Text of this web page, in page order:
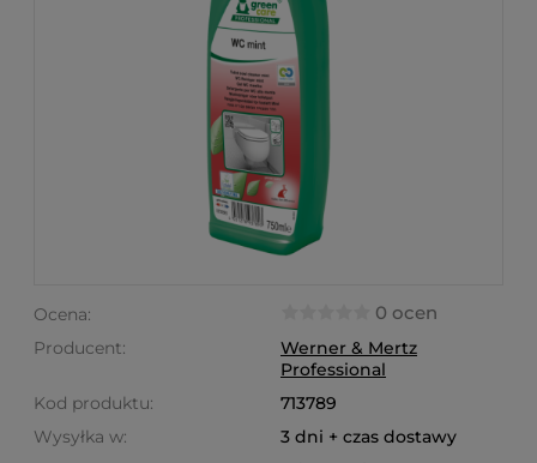
Ocena: 0 ocen
Producent:
Werner & Mertz
Professional
Kod produktu:
713789
Wysyłka w:
3 dni + czas dostawy